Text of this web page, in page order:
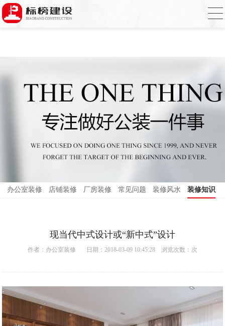
小黄片大全下载,小黄片应用下载,小黄片短
视频,下载小黄片免费
办公室装修 店铺装修 厂房装修 常见问题 装修风水 装修知识
现当代中式设计或“新中式”设计
作者： 办公室装修 日期：2018-03-09 10:45:28 浏览次数： 次